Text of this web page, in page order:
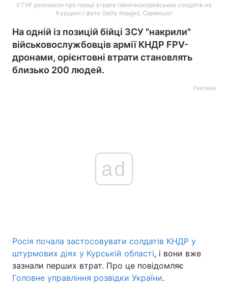
У ГУР розповіли про перші втрати північнокорейських солдатів на
Курщині / фото Getty Images, Скриншот
На одній із позицій бійці ЗСУ "накрили"
військовослужбовців армії КНДР FPV-
дронами, орієнтовні втрати становлять
близько 200 людей.
Реклама
ad
Росія почала застосовувати солдатів КНДР у
штурмових діях у Курській області, і вони вже
зазнали перших втрат. Про це повідомляє
Головне управління розвідки України.